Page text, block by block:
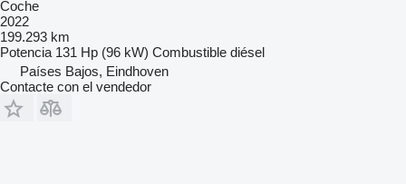
Coche
2022
199.293 km
Potencia 131 Hp (96 kW) Combustible diésel
Países Bajos, Eindhoven
Contacte con el vendedor